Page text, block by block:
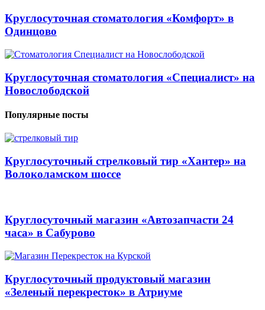
Круглосуточная стоматология «Комфорт» в
Одинцово
Круглосуточная стоматология «Специалист» на
Новослободской
Популярные посты
Круглосуточный стрелковый тир «Хантер» на
Волоколамском шоссе
Круглосуточный магазин «Автозапчасти 24
часа» в Сабурово
Круглосуточный продуктовый магазин
«Зеленый перекресток» в Атриуме